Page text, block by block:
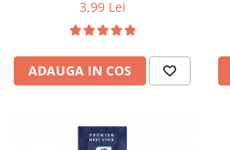
3,99 Lei
ADAUGA IN COS